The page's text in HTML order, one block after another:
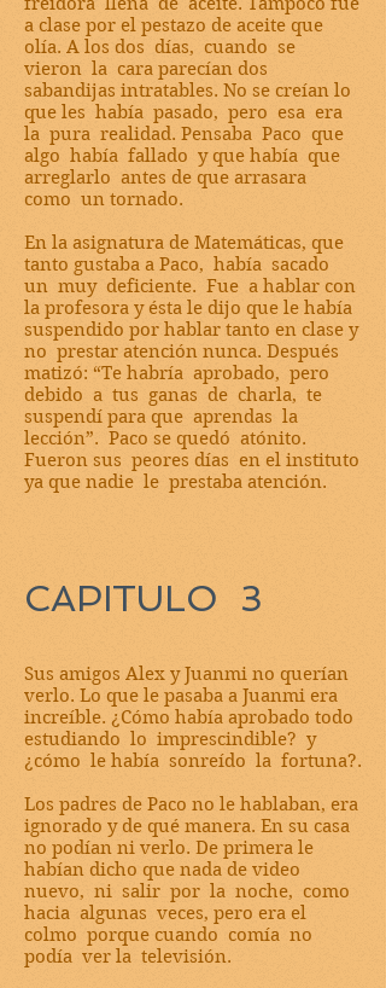
a clase por el pestazo de aceite que
olía. A los dos días, cuando se
vieron la cara parecían dos
sabandijas intratables. No se creían lo
que les había pasado, pero esa era
la pura realidad. Pensaba Paco que
algo había fallado y que había que
arreglarlo antes de que arrasara
como un tornado.
En la asignatura de Matemáticas, que
tanto gustaba a Paco, había sacado
un muy deficiente. Fue a hablar con
la profesora y ésta le dijo que le había
suspendido por hablar tanto en clase y
no prestar atención nunca. Después
matizó: “Te habría aprobado, pero
debido a tus ganas de charla, te
suspendí para que aprendas la
lección”. Paco se quedó atónito.
Fueron sus peores días en el instituto
ya que nadie le prestaba atención.
CAPITULO 3
Sus amigos Alex y Juanmi no querían
verlo. Lo que le pasaba a Juanmi era
increíble. ¿Cómo había aprobado todo
estudiando lo imprescindible? y
¿cómo le había sonreído la fortuna?.
Los padres de Paco no le hablaban, era
ignorado y de qué manera. En su casa
no podían ni verlo. De primera le
habían dicho que nada de video
nuevo, ni salir por la noche, como
hacia algunas veces, pero era el
colmo porque cuando comía no
podía ver la televisión.